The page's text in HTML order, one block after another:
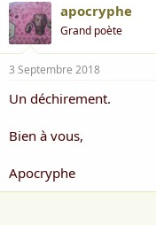
apocryphe
Grand poète
3 Septembre 2018
Un déchirement.
Bien à vous,
Apocryphe